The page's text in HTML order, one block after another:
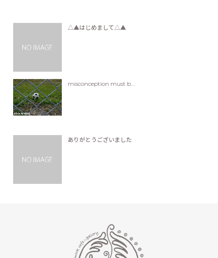
△▲はじめまして△▲
misconception must b...
ありがとうございました